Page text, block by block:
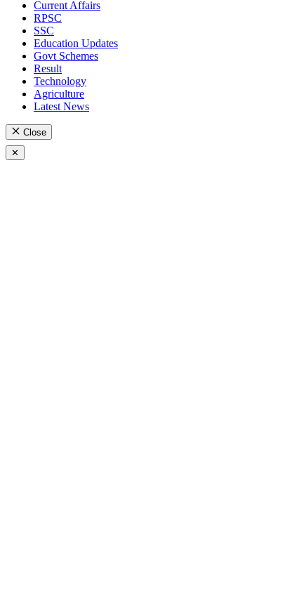
Current Affairs
RPSC
SSC
Education Updates
Govt Schemes
Result
Technology
Agriculture
Latest News
Close
✕